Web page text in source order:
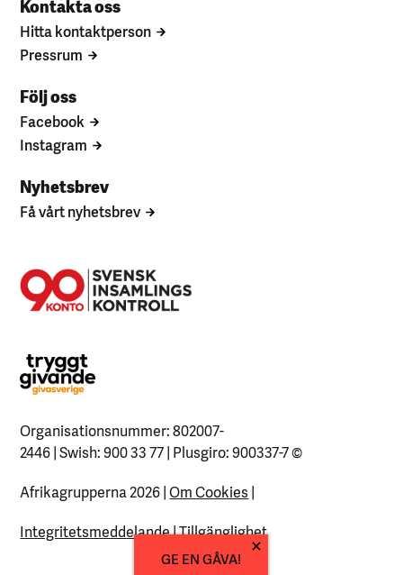
Kontakta oss
Hitta kontaktperson
Pressrum
Följ oss
Facebook
Instagram
Nyhetsbrev
Få vårt nyhetsbrev
Organisationsnummer: 802007-
2446 | Swish: 900 33 77 | Plusgiro: 900337-7©
Afrikagrupperna 2026 |Om Cookies |
Integritetsmeddelande|Tillgänglighet
GE EN GÅVA!